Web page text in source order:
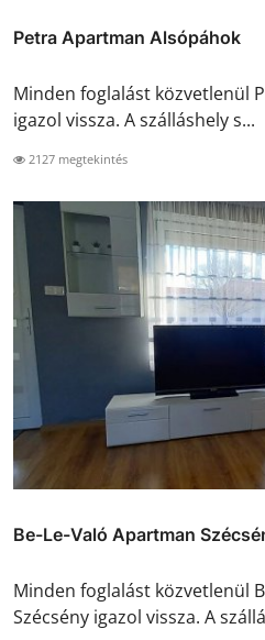
Petra Apartman Alsópáhok
Minden foglalást közvetlenül
igazol vissza. A szálláshely s...
2127 megtekintés
Be-Le-Való Apartman
Minden foglalást közvetlenül
Szécsény igazol vissza. A